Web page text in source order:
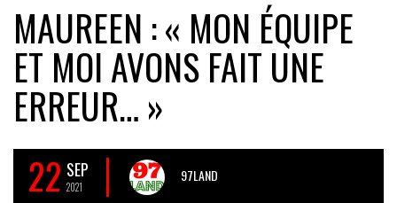
MAUREEN : « MON ÉQUIPE
ET MOI AVONS FAIT UNE
ERREUR… »
22 SEP
2021
97LAND